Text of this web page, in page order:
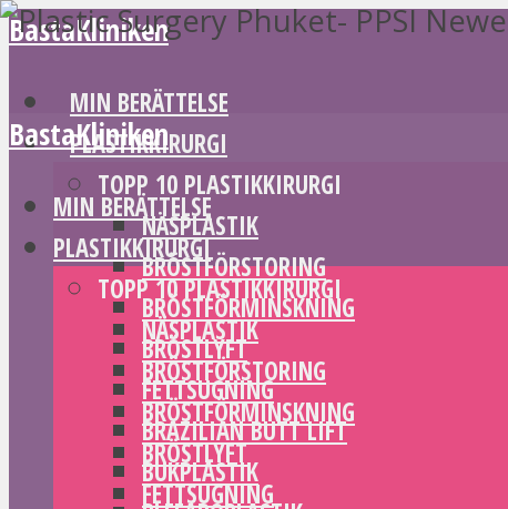
BastaKliniken
MIN BERÄTTELSE
PLASTIKKIRURGI
TOPP 10 PLASTIKKIRURGI
NÄSPLASTIK
BRÖSTFÖRSTORING
BRÖSTFÖRMINSKNING
BRÖSTLYFT
FETTSUGNING
BRAZILIAN BUTT LIFT
BUKPLASTIK
BastaKliniken
MIN BERÄTTELSE
PLASTIKKIRURGI
TOPP 10 PLASTIKKIRURGI
NÄSPLASTIK
BRÖSTFÖRSTORING
BRÖSTFÖRMINSKNING
BRÖSTLYFT
FETTSUGNING